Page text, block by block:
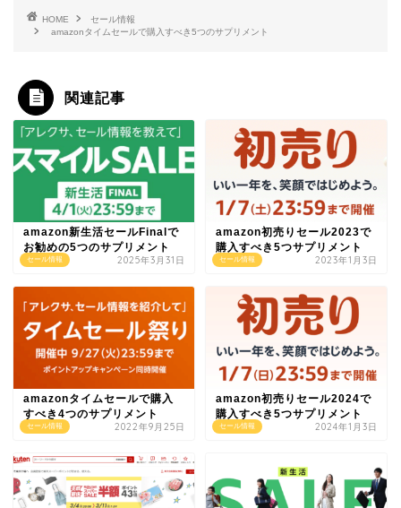
HOME
セール情報
amazonタイムセールで購入すべき5つのサプリメント
関連記事
セール情報
amazon新生活セールFinalで
お勧めの5つのサプリメント
2025年3月31日 セール情報
amazon初売りセール2023で
購入すべき5つサプリメント
2023年1月3日
セール情報
amazonタイムセールで購入
すべき4つのサプリメント
2022年9月25日 セール情報
amazon初売りセール2024で
購入すべき5つサプリメント
2024年1月3日